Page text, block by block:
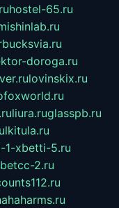
hostel-65.ru
doroga.ru
lovinskix.ru
liura.ruglasspb.ru
1-xbetti-5.ru
2.ru